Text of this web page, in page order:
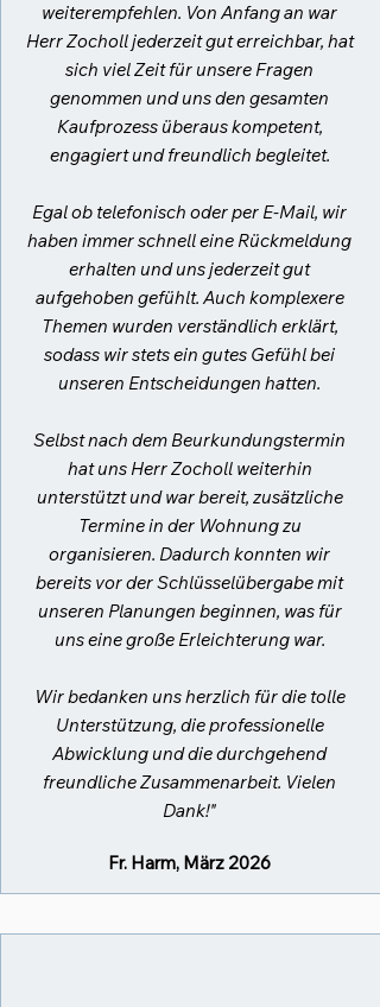
weiterempfehlen. Von Anfang an war
Herr Zocholl jederzeit gut erreichbar, hat
sich viel Zeit für unsere Fragen
genommen und uns den gesamten
Kaufprozess überaus kompetent,
engagiert und freundlich begleitet.
Egal ob telefonisch oder per E-Mail, wir
haben immer schnell eine Rückmeldung
erhalten und uns jederzeit gut
aufgehoben gefühlt. Auch komplexere
Themen wurden verständlich erklärt,
sodass wir stets ein gutes Gefühl bei
unseren Entscheidungen hatten.
Selbst nach dem Beurkundungstermin
hat uns Herr Zocholl weiterhin
unterstützt und war bereit, zusätzliche
Termine in der Wohnung zu
organisieren. Dadurch konnten wir
bereits vor der Schlüsselübergabe mit
unseren Planungen beginnen, was für
uns eine große Erleichterung war.
Wir bedanken uns herzlich für die tolle
Unterstützung, die professionelle
Abwicklung und die durchgehend
freundliche Zusammenarbeit. Vielen
Dank!"
Fr. Harm, März 2026